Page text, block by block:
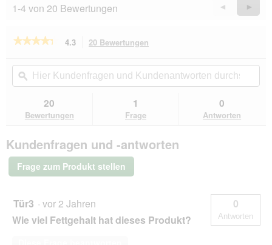
1-4 von 20 Bewertungen
Zurück
Reviews
◄
Weiter
►
★★★★★
★★★★★
5
lesen
PREMIERE
Meaties
Fisch
6x70g
4.3 20 Bewertungen
Aktion
navigierst
du
Hier
Kundenfragen
und
Kundenantworten
durchsuchen
ϙ
20
Bewertungen
1
Frage
0
Antworten
Kundenfragen und -antworten
Frage zum Produkt stellen
Tür3 · vor 2 Jahren
Wie viel Fettgehalt hat dieses Produkt?
0
Antworten